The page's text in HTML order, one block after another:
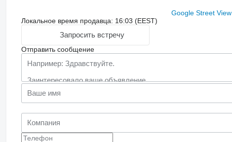
Google Street View
Локальное время продавца: 16:03 (EEST)
Запросить встречу
Отправить сообщение